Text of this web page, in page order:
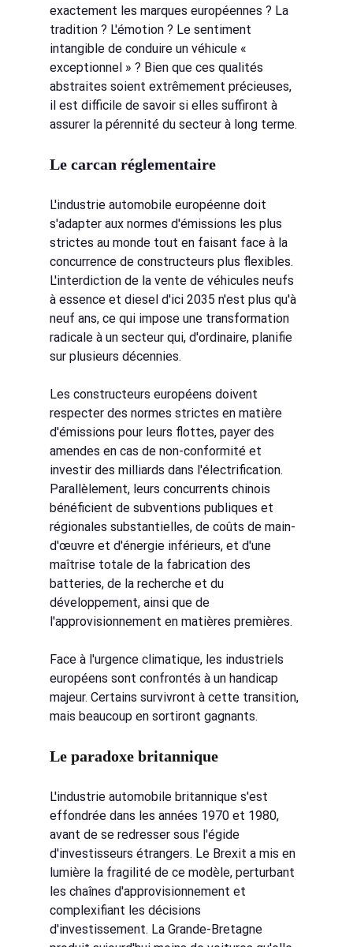
exactement les marques européennes ? La
tradition ? L'émotion ? Le sentiment
intangible de conduire un véhicule «
exceptionnel » ? Bien que ces qualités
abstraites soient extrêmement précieuses,
il est difficile de savoir si elles suffiront à
assurer la pérennité du secteur à long terme.
Le carcan réglementaire
L'industrie automobile européenne doit
s'adapter aux normes d'émissions les plus
strictes au monde tout en faisant face à la
concurrence de constructeurs plus flexibles.
L'interdiction de la vente de véhicules neufs
à essence et diesel d'ici 2035 n'est plus qu'à
neuf ans, ce qui impose une transformation
radicale à un secteur qui, d'ordinaire, planifie
sur plusieurs décennies.
Les constructeurs européens doivent
respecter des normes strictes en matière
d'émissions pour leurs flottes, payer des
amendes en cas de non-conformité et
investir des milliards dans l'électrification.
Parallèlement, leurs concurrents chinois
bénéficient de subventions publiques et
régionales substantielles, de coûts de main-
d'œuvre et d'énergie inférieurs, et d'une
maîtrise totale de la fabrication des
batteries, de la recherche et du
développement, ainsi que de
l'approvisionnement en matières premières.
Face à l'urgence climatique, les industriels
européens sont confrontés à un handicap
majeur. Certains survivront à cette transition,
mais beaucoup en sortiront gagnants.
Le paradoxe britannique
L'industrie automobile britannique s'est
effondrée dans les années 1970 et 1980,
avant de se redresser sous l'égide
d'investisseurs étrangers. Le Brexit a mis en
lumière la fragilité de ce modèle, perturbant
les chaînes d'approvisionnement et
complexifiant les décisions
d'investissement. La Grande-Bretagne